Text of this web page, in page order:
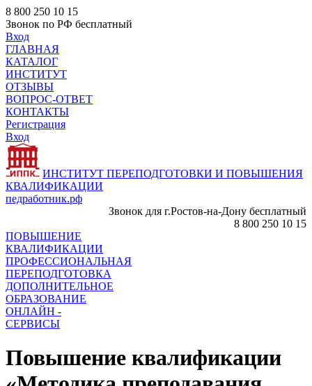
8 800 250 10 15
Звонок по РФ бесплатный
Вход
ГЛАВНАЯ
КАТАЛОГ
ИНСТИТУТ
ОТЗЫВЫ
ВОПРОС-ОТВЕТ
КОНТАКТЫ
Регистрация
Вход
ИНСТИТУТ ПЕРЕПОДГОТОВКИ И ПОВЫШЕНИЯ
КВАЛИФИКАЦИИ
педработник.рф
Звонок для г.Ростов-на-Дону бесплатный
8 800 250 10 15
ПОВЫШЕНИЕ
КВАЛИФИКАЦИИ
ПРОФЕССИОНАЛЬНАЯ
ПЕРЕПОДГОТОВКА
ДОПОЛНИТЕЛЬНОЕ
ОБРАЗОВАНИЕ
ОНЛАЙН -
СЕРВИСЫ
Повышение квалификации